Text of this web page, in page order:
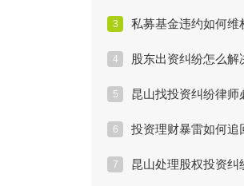
3
4
5
6
7